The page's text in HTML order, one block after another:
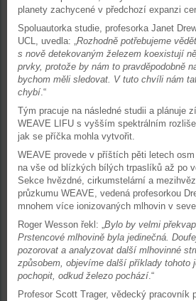
planety zachycené v předchozí expanzi
Spoluautorka studie, profesorka Janet
UCL, uvedla: „Rozhodně potřebujeme
s nově detekovaným železem koexistují
prvky, protože by nám to pravděpodobně
bychom měli sledovat. V tuto chvíli nám
chybí.“
Tým pracuje na následné studii a plánuje
WEAVE LIFU s vyšším spektrálním
jak se příčka mohla vytvořit.
WEAVE provede v příštích pěti letech
na vše od blízkých bílých trpaslíků až po
Sekce hvězdné, cirkumstelární a
průzkumu WEAVE, vedená profesorkou
mnohem více ionizovaných mlhovin v
Roger Wesson řekl: „Bylo by velmi
Prstencové mlhovině byla jedinečná.
pozorovat a analyzovat další mlhovinné
způsobem, objevíme další příklady tohoto
pochopit, odkud železo pochází.“
Profesor Scott Trager, vědecký pracovník